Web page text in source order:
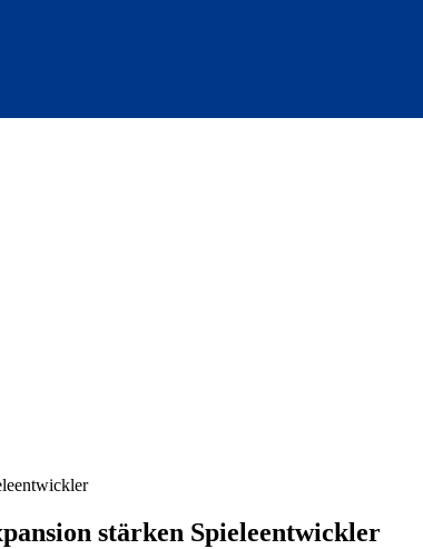
stärken Spieleentwickler